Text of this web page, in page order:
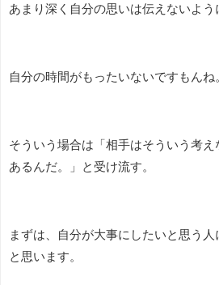
あまり深く自分の思いは伝えないよう
自分の時間がもったいないですもんね
そういう場合は「相手はそういう考
あるんだ。」と受け流す。
まずは、自分が大事にしたいと思う人
と思います。